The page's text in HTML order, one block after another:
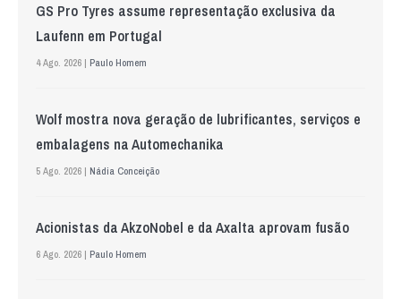
GS Pro Tyres assume representação exclusiva da
Laufenn em Portugal
4 Ago. 2026 | Paulo Homem
Wolf mostra nova geração de lubrificantes, serviços e
embalagens na Automechanika
5 Ago. 2026 | Nádia Conceição
Acionistas da AkzoNobel e da Axalta aprovam fusão
6 Ago. 2026 | Paulo Homem